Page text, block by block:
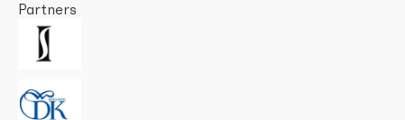
Partners